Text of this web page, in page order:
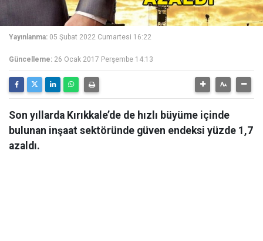
Yayınlanma: 05 Şubat 2022 Cumartesi 16:22
Güncelleme: 26 Ocak 2017 Perşembe 14:13
Son yıllarda Kırıkkale’de de hızlı büyüme içinde
bulunan inşaat sektöründe güven endeksi yüzde 1,7
azaldı.